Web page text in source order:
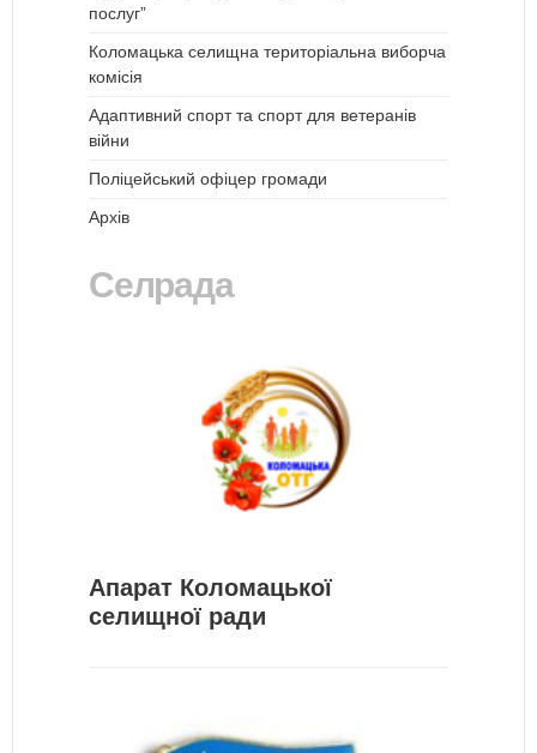
послуг”
Коломацька селищна територіальна виборча
комісія
Адаптивний спорт та спорт для ветеранів
війни
Поліцейський офіцер громади
Архів
Селрада
Апарат Коломацької
селищної ради